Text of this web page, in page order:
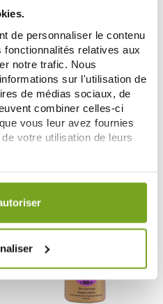
de personnaliser le contenu
relatives aux
notre trafic. Nous
sur l'utilisation de
de médias sociaux, de
combiner celles-ci
vous leur avez fournies
votre utilisation de leurs
est conservé pendant une
SOLEIL NOIR
SOLEIL NOIR HUILE SECHE
VITAMINEE SPF15 SPRAY 150ML
17,99 €
16,19 €
ADD TO CART
-10%